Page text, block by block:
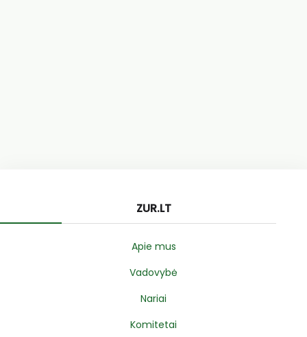
ZUR.LT
Apie mus
Vadovybė
Nariai
Komitetai